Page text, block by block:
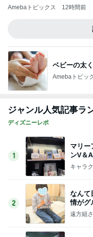
Amebaトピックス 12時間前
ベビーの太
Amebaトピッ
ジャンル人気記事ラ
ディズニーレポ
1
マリー
ンV＆
キャラ
2
なんて
情がグ
遠方組